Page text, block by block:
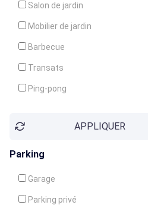
Salon de jardin
Mobilier de jardin
Barbecue
Transats
Ping-pong
Jeux d'enfantsAPPLIQUER
Parking
Garage
Parking privé